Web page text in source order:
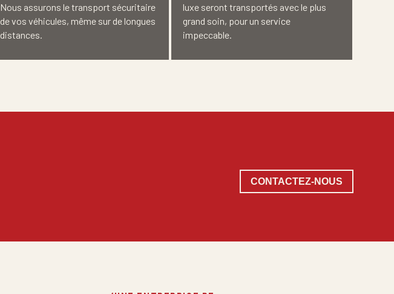
Nous assurons le transport sécuritaire
de vos véhicules, même sur de longues
distances.
luxe seront transportés avec le plus
grand soin, pour un service
impeccable.
CONTACTEZ-NOUS